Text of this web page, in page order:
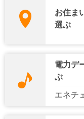
エバーグリーン・リテイ
リング
お住ま
選ぶ
北海道電力エリア
東京電力エリア
電力デ
ぶ
エネチ